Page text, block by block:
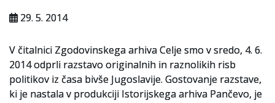
Zakonodaja
Za uporabnike
Vloga za upravne namene
Vloga za čitalnico
29. 5. 2014
V čitalnici Zgodovinskega arhiva Celje smo v sredo, 4. 6.
2014 odprli razstavo originalnih in raznolikih risb
politikov iz časa bivše Jugoslavije. Gostovanje razstave,
ki je nastala v produkciji Istorijskega arhiva Pančevo, je